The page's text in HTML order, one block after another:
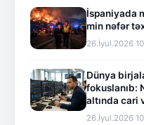
İspaniyada
min nəfər
26.İyul.2026
Dünya
fokuslanıb:
altında cari
26.İyul.2026